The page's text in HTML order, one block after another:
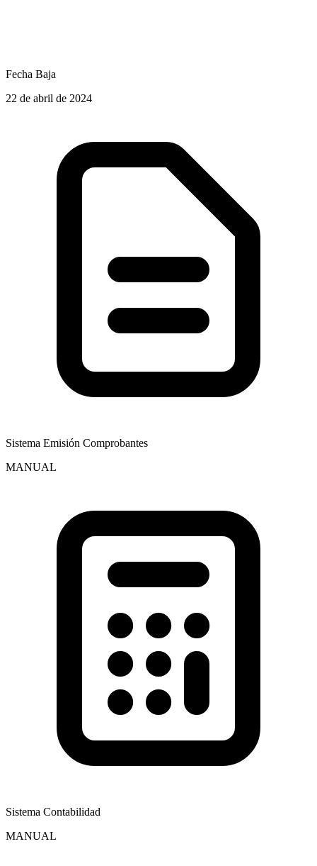
Fecha Baja
22 de abril de 2024
Sistema Emisión Comprobantes
MANUAL
Sistema Contabilidad
MANUAL